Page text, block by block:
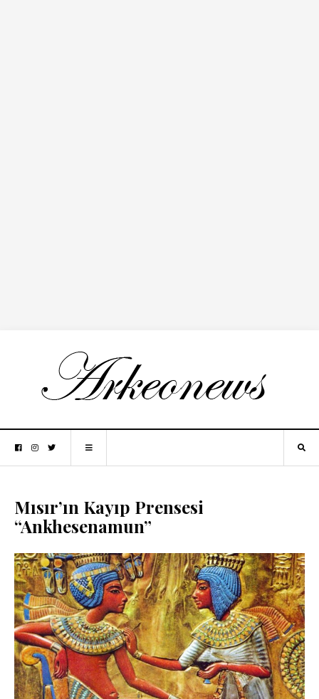
Mısır’ın Kayıp Prensesi
“Ankhesenamun”